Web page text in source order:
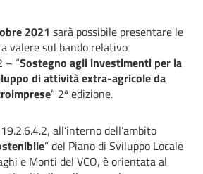
2021 sarà possibile presentare le
valere sul bando relativo
– “Sostegno agli investimenti per la
di attività extra-agricole da
” 2ª edizione.
all’interno dell’ambito
” del Piano di Sviluppo Locale
e Monti del VCO, è orientata al